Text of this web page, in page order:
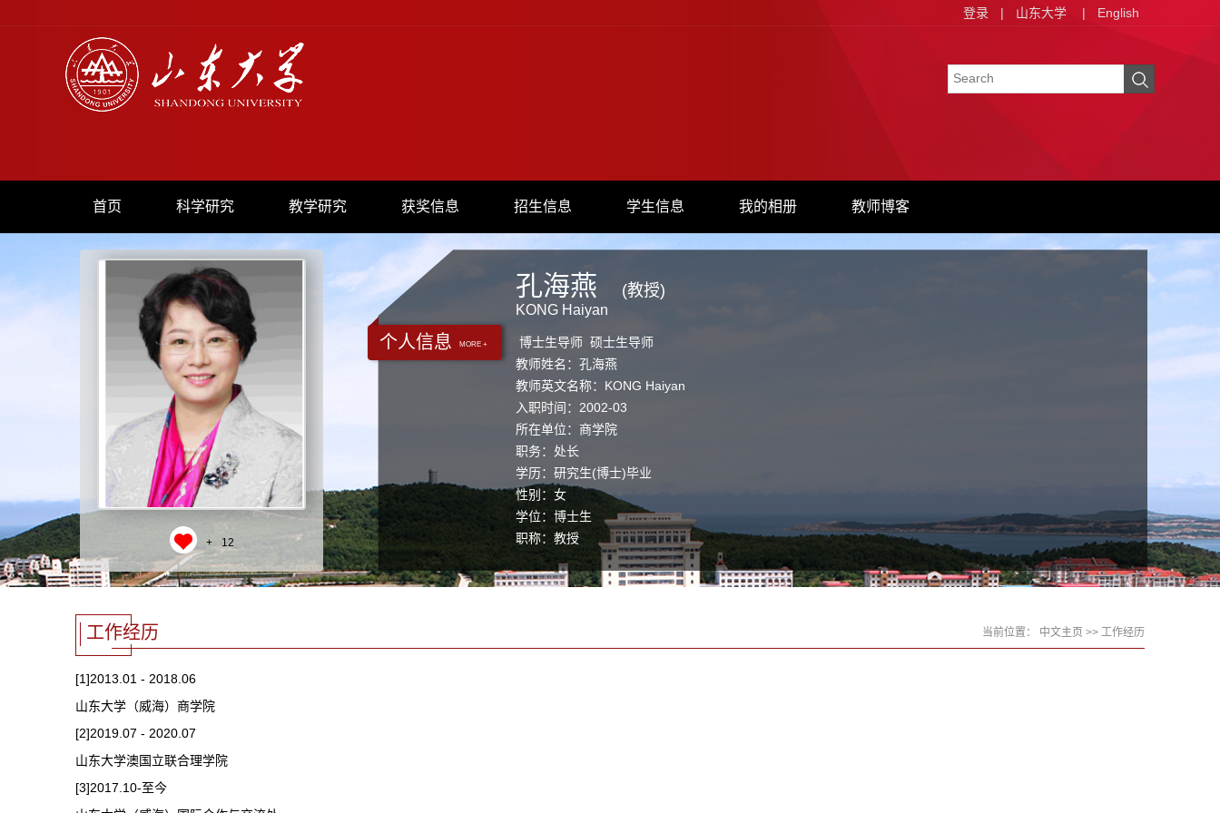
登录 | 山东大学 | English
首页 科学研究 教学研究 获奖信息 招生信息 学生信息 我的相册 教师博客
+ 12
个人信息 MORE +
孔海燕
KONG Haiyan
(教授)
博士生导师 硕士生导师
教师姓名：孔海燕
教师英文名称：KONG Haiyan
入职时间：2002-03
所在单位：商学院
职务：处长
学历：研究生(博士)毕业
性别：女
学位：博士生
职称：教授
毕业院校：香港理工大学
工作经历 当前位置： 中文主页 >> 工作经历
[1]2013.01 - 2018.06
山东大学（威海）商学院
[2]2019.07 - 2020.07
山东大学澳国立联合理学院
[3]2017.10-至今